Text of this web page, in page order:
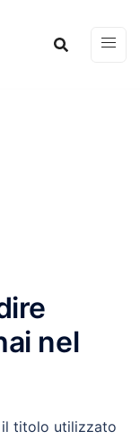
nel
il titolo utilizzato